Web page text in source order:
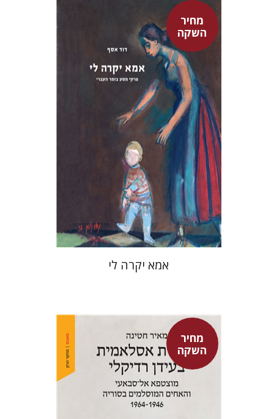
מחיר
השקהדוד אסף
מחיר השקה
$53
$37
אמא יקרה לי
מחיר
השקה
מאיר חטינה